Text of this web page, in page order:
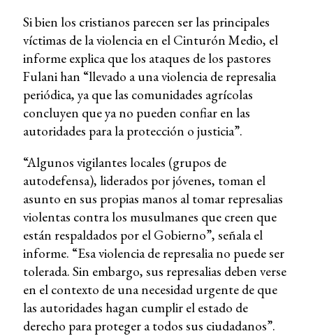
Si bien los cristianos parecen ser las principales
víctimas de la violencia en el Cinturón Medio, el
informe explica que los ataques de los pastores
Fulani han “llevado a una violencia de represalia
periódica, ya que las comunidades agrícolas
concluyen que ya no pueden confiar en las
autoridades para la protección o justicia”.
“Algunos vigilantes locales (grupos de
autodefensa), liderados por jóvenes, toman el
asunto en sus propias manos al tomar represalias
violentas contra los musulmanes que creen que
están respaldados por el Gobierno”, señala el
informe. “Esa violencia de represalia no puede ser
tolerada. Sin embargo, sus represalias deben verse
en el contexto de una necesidad urgente de que
las autoridades hagan cumplir el estado de
derecho para proteger a todos sus ciudadanos”.